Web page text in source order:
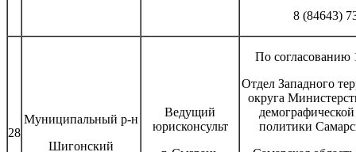
8 (84643)
28
Муниципальный р-н
Шигонский
Ведущий
юрисконсульт
По согласованию
Отдел Западного
округа
политики